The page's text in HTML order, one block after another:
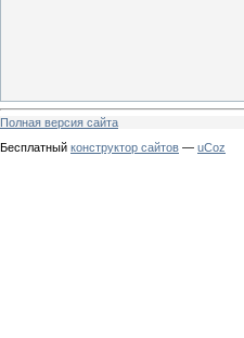
Полная версия сайта
Бесплатный конструктор сайтов — uCoz